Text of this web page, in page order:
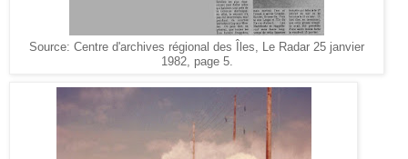
Source: Centre d'archives régional des Îles, Le Radar 25 janvier
1982, page 5.